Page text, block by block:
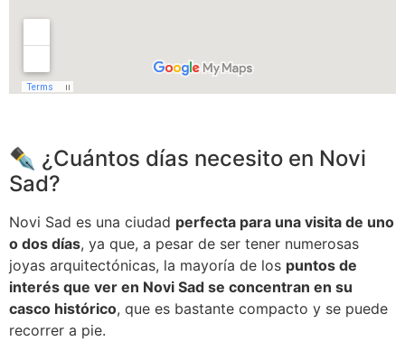
✒︎ ¿Cuántos días necesito en Novi
Sad?
Novi Sad es una ciudad perfecta para una visita de uno
o dos días, ya que, a pesar de ser tener numerosas
joyas arquitectónicas, la mayoría de los puntos de
interés que ver en Novi Sad se concentran en su
casco histórico, que es bastante compacto y se puede
recorrer a pie.